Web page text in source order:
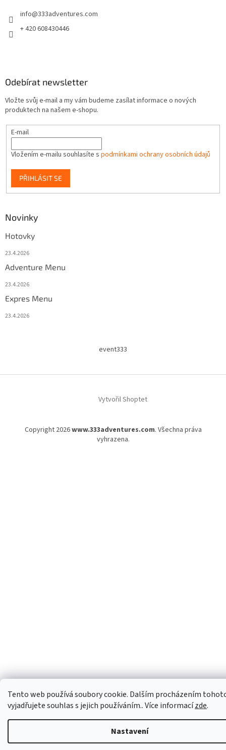
Tento web používá soubory cookie. Dalším procházením
vyjadřujete souhlas s jejich používáním.. Více informacízde.
Nastavení
info@333adventures.com
+ 420 608430446
Odebírat newsletter
Vložte svůj e-mail a my vám budeme zasílat informace o nových
produktech na našem e-shopu.
E-mail
Vložením e-mailu souhlasíte s podmínkami ochrany osobních údajů
PŘIHLÁSIT SE
Novinky
Hotovky
23.4.2026
Adventure Menu
23.4.2026
Expres Menu
23.4.2026
event333
Vytvořil Shoptet
Copyright 2026www.333adventures.com. Všechna práva
vyhrazena.